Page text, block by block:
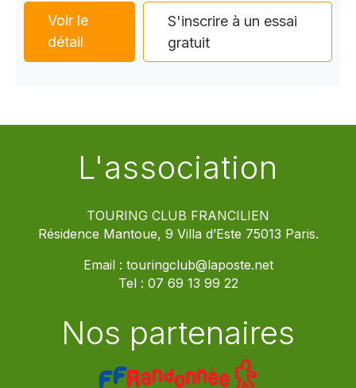
Voir le
détail
S'inscrire à un essai
gratuit
L'association
TOURING CLUB FRANCILIEN
Résidence Mantoue, 9 Villa d’Este 75013 Paris.
Email : touringclub@laposte.net
Tel : 07 69 13 99 22
Nos partenaires